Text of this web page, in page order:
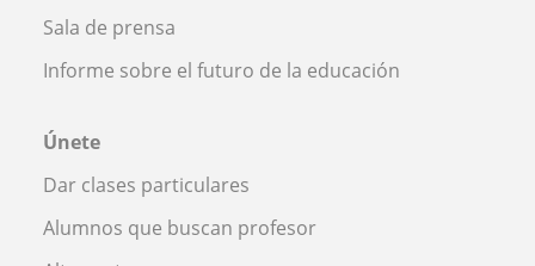
Sala de prensa
Informe sobre el futuro de la educación
Únete
Dar clases particulares
Alumnos que buscan profesor